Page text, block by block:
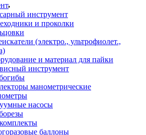
инструмент
и проколки
(электро., ультрофиолет.,
и материал для пайки
инструмент
манометрические
насосы
баллоны